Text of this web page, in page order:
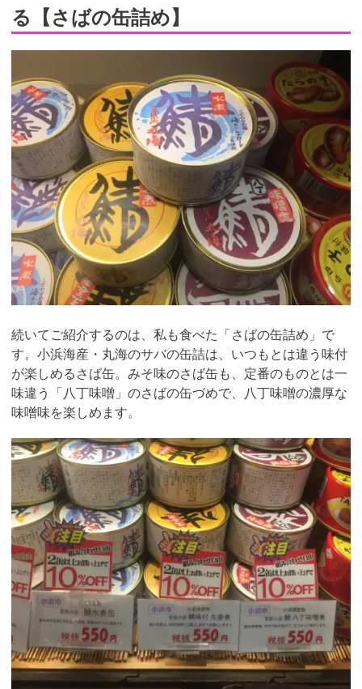
る【さばの缶詰め】
続いてご紹介するのは、私も食べた「さばの缶詰め」で
す。小浜海産・丸海のサバの缶詰は、いつもとは違う味付
が楽しめるさば缶。みそ味のさば缶も、定番のものとは一
味違う「八丁味噌」のさばの缶づめで、八丁味噌の濃厚な
味噌味を楽しめます。